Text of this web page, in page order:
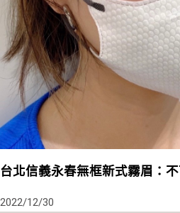
台北信義永春無框新式霧眉：
2022/12/30